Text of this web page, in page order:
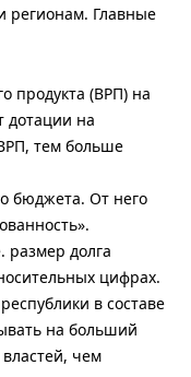
регионам. Главные
продукта (ВРП) на
дотации на
тем больше
бюджета. От него
размер долга
цифрах.
в составе
на больший
чем